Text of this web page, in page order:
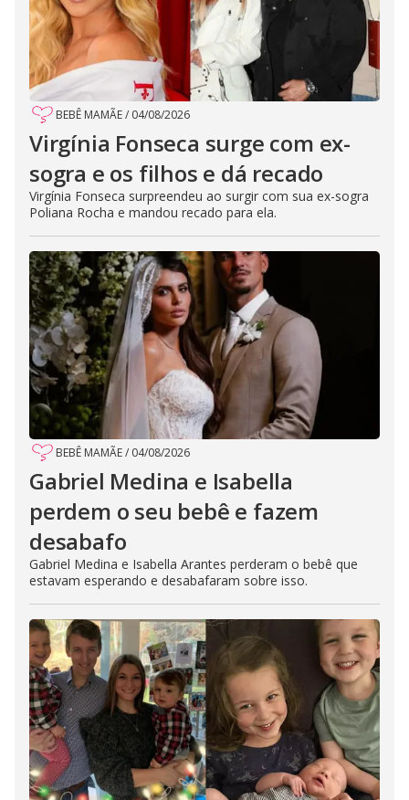
BEBÊ MAMÃE/ 04/08/2026
Virgínia Fonseca surge com ex-
sogra e os filhos e dá recado
Virgínia Fonseca surpreendeu ao surgir com sua ex-sogra
Poliana Rocha e mandou recado para ela.
BEBÊ MAMÃE/ 04/08/2026
Gabriel Medina e Isabella
perdem o seu bebê e fazem
desabafo
Gabriel Medina e Isabella Arantes perderam o bebê que
estavam esperando e desabafaram sobre isso.